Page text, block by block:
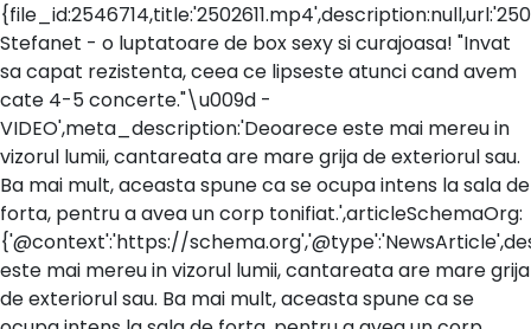
Stefanet - o luptatoare de box sexy si curajoasa! "Invat
sa capat rezistenta, ceea ce lipseste atunci cand avem
cate 4-5 concerte."\u009d -
VIDEO',meta_description:'Deoarece este mai mereu in
vizorul lumii, cantareata are mare grija de exteriorul sau.
Ba mai mult, aceasta spune ca se ocupa intens la sala de
forta, pentru a avea un corp tonifiat.',articleSchemaOrg:
{'@context':'https://
este mai mereu in vizorul lumii, cantareata are mare grija
de exteriorul sau. Ba mai mult, aceasta spune ca se